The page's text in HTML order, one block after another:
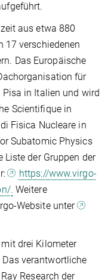
aus etwa 880
17 verschiedenen
Das Europäische
für
in Italien und wird
Scientifique in
Fisica Nucleare in
Subatomic Physics
Liste der Gruppen der
https://www.virgo-
. Weitere
Website unter
drei Kilometer
verantwortliche
Research der